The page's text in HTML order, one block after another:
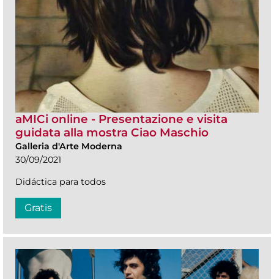
aMICi online - Presentazione e visita
guidata alla mostra Ciao Maschio
Galleria d'Arte Moderna
30/09/2021
Didáctica para todos
Gratis